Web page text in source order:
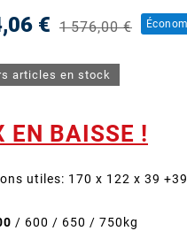
€ 1 576,00 €
articles en stock
EN BAISSE !
utiles: 170 x 122 x 39
/ 600 / 650 / 750kg